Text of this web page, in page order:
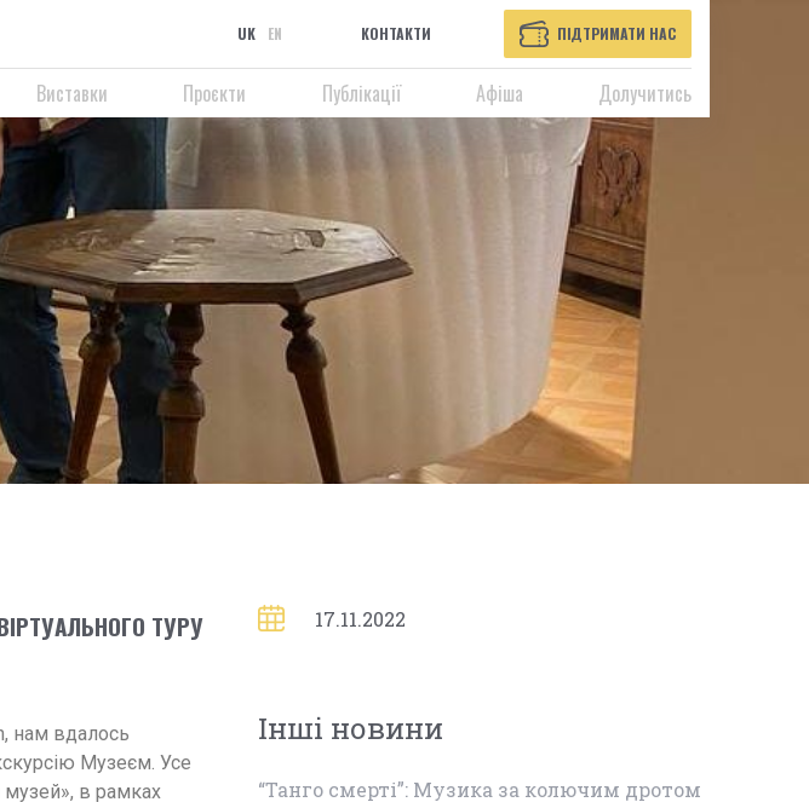
UK EN КОНТАКТИ ПІДТРИМАТИ НАС
Виставки Проєкти Публікації Афіша Долучитись
ТУРУ
нам вдалось
Музеєм. Усе
в рамках
17.11.2022
Інші новини
“Танго смерті”: Музика за колючим дротом